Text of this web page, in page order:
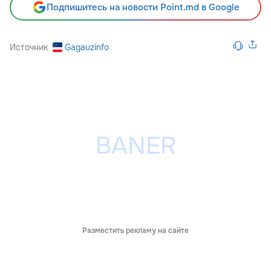
Подпишитесь на новости Point.md в Google
Источник Gagauzinfo
Разместить рекламу на сайте